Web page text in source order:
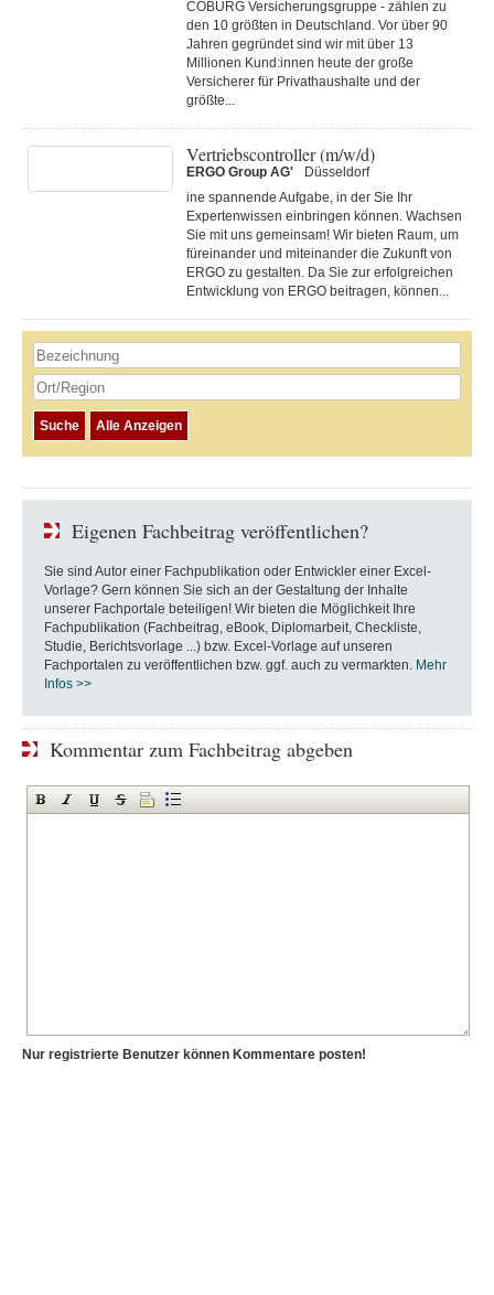
COBURG Versicherungsgruppe - zählen zu
den 10 größten in Deutschland. Vor über 90
Jahren gegründet sind wir mit über 13
Millionen Kund:innen heute der große
Versicherer für Privathaushalte und der
größte...
Vertriebscontroller (m/w/d)
ERGO Group AG'
Düsseldorf
ine spannende Aufgabe, in der Sie Ihr
Expertenwissen einbringen können. Wachsen
Sie mit uns gemeinsam! Wir bieten Raum, um
füreinander und miteinander die Zukunft von
ERGO zu gestalten. Da Sie zur erfolgreichen
Entwicklung von ERGO beitragen, können...
Eigenen Fachbeitrag veröffentlichen?
Sie sind Autor einer Fachpublikation oder Entwickler einer Excel-
Vorlage? Gern können Sie sich an der Gestaltung der Inhalte
unserer Fachportale beteiligen! Wir bieten die Möglichkeit Ihre
Fachpublikation (Fachbeitrag, eBook, Diplomarbeit, Checkliste,
Studie, Berichtsvorlage ...) bzw. Excel-Vorlage auf unseren
Fachportalen zu veröffentlichen bzw. ggf. auch zu vermarkten. Mehr
Infos >>
Kommentar zum Fachbeitrag abgeben
Nur registrierte Benutzer können Kommentare posten!